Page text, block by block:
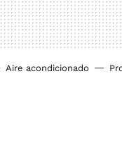
Aire acondicionado